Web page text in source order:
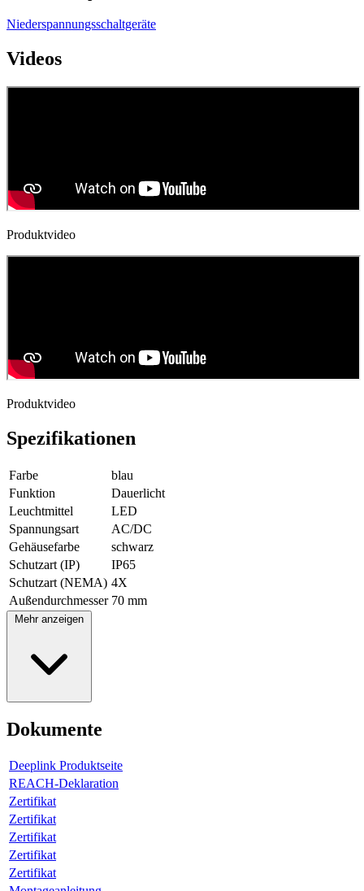
Niederspannungsschaltgeräte
Videos
Produktvideo
Produktvideo
Spezifikationen
Farbe
blau
Funktion
Dauerlicht
Leuchtmittel
LED
Spannungsart
AC/DC
Gehäusefarbe
schwarz
Schutzart (IP)
IP65
Schutzart (NEMA) 4X
Außendurchmesser 70 mm
Mehr anzeigen
Dokumente
Deeplink Produktseite
REACH-Deklaration
Zertifikat
Zertifikat
Zertifikat
Zertifikat
Zertifikat